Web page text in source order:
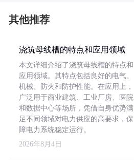
其他推荐
浇筑母线槽的特点和应用领域
本文详细介绍了浇筑母线槽的特点和
应用领域。其特点包括良好的电气、
机械、防火和防护性能。在应用上，
广泛用于商业建筑、工业厂房、医院
和数据中心等场所，凭借自身优势满
足不同领域对电力供应的高要求，保
障电力系统稳定运行。
2026年8月4日